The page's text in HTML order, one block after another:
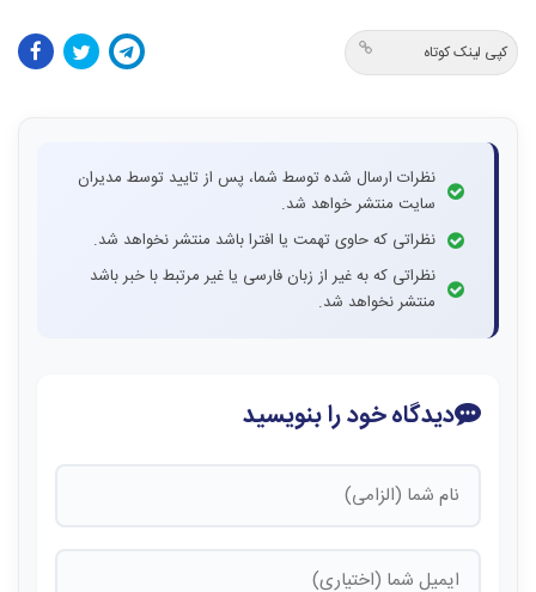
کپی لینک کوتاه
نظرات ارسال شده توسط شما، پس از تایید توسط مدیران
سایت منتشر خواهد شد.
نظراتی که حاوی تهمت یا افترا باشد منتشر نخواهد شد.
نظراتی که به غیر از زبان فارسی یا غیر مرتبط با خبر باشد
منتشر نخواهد شد.
دیدگاه خود را بنویسید